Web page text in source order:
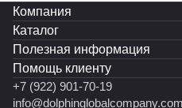
покрытий. Она надежно
оптимальном положении,
травмы. Эти футбольные
мужчинам, но также
выбором для мальчиков,
Компания
Каталог
Полезная информация
Помощь клиенту
+7 (922) 901-70-19
info@dolphinglobalcompany.com